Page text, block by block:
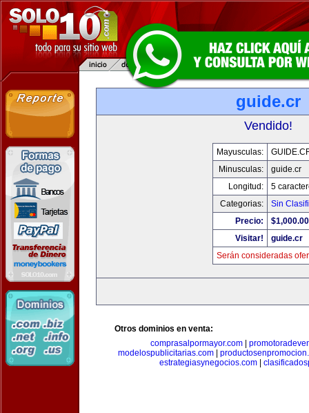
guide.cr
Vendido!
Mayusculas:
Minusculas:
guide.cr
Longitud:
5
Categorias:
Sin
Precio:
$1,000.00
Visitar!
guide.cr
Serán consideradas
Otros dominios en venta:
comprasalpormayor.com|
modelospublicitarias.com
estrategiasynegocios.com